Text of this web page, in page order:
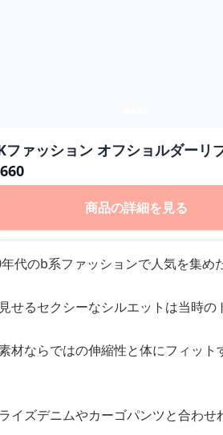
ファッション オフショルダーリ
商品の詳細を見る
代のb系ファッションで人気を集め
せるセクシーなシルエットは当時の
材ならではの伸縮性と体にフィッ
イズデニムやカーゴパンツと合わせ